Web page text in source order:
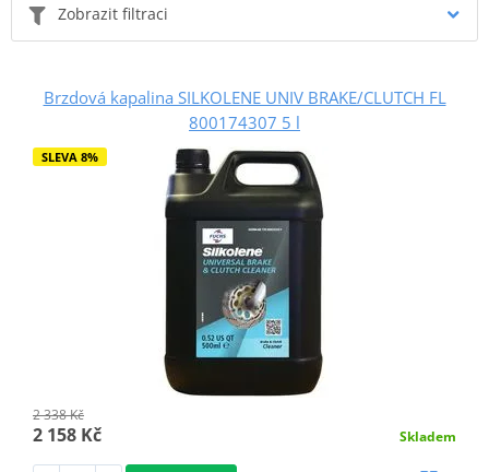
Zobrazit filtraci
Brzdová kapalina SILKOLENE UNIV BRAKE/CLUTCH FL
800174307 5 l
SLEVA 8%
2 338 Kč
2 158 Kč Skladem